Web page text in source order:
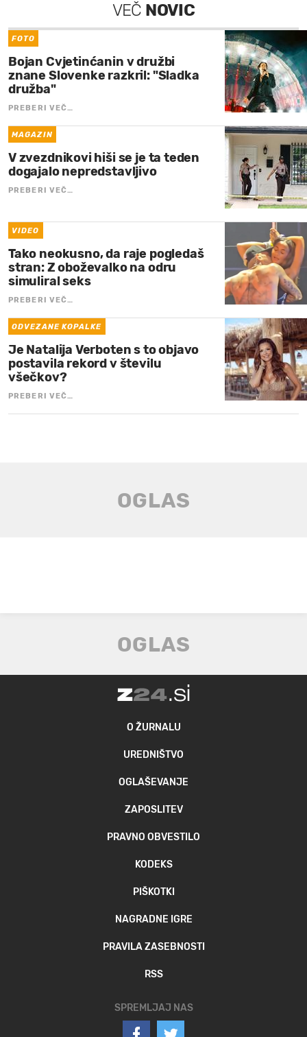
VEČ NOVIC
FOTO
Bojan Cvjetinćanin v družbi
znane Slovenke razkril: "Sladka
družba"
PREBERI VEČ…
MAGAZIN
V zvezdnikovi hiši se je ta teden
dogajalo nepredstavljivo
PREBERI VEČ…
VIDEO
Tako neokusno, da raje pogledaš
stran: Z oboževalko na odru
simuliral seks
PREBERI VEČ…
ODVEZANE KOPALKE
Je Natalija Verboten s to objavo
postavila rekord v številu
všečkov?
PREBERI VEČ…
O ŽURNALU
UREDNIŠTVO
OGLAŠEVANJE
ZAPOSLITEV
PRAVNO OBVESTILO
KODEKS
PIŠKOTKI
NAGRADNE IGRE
PRAVILA ZASEBNOSTI
RSS
SPREMLJAJ NAS